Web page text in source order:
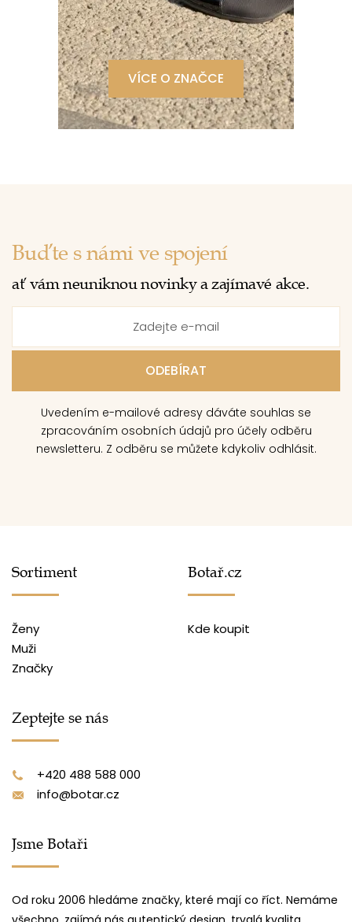
VÍCE O ZNAČCE
Buďte s námi ve spojení
ať vám neuniknou novinky a zajímavé akce.
Uvedením e-mailové adresy dáváte souhlas se
zpracováním osobních údajů pro účely odběru
newsletteru. Z odběru se můžete kdykoliv odhlásit.
Sortiment
Ženy
Muži
Značky
Botař.cz
Kde koupit
Zeptejte se nás
+420 488 588 000
info@botar.cz
Jsme Botaři
Od roku 2006 hledáme značky, které mají co říct. Nemáme